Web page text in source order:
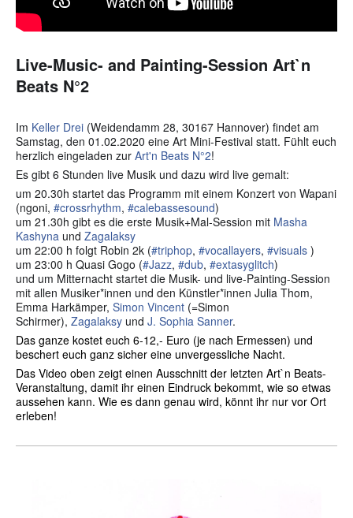
Live-Music- and Painting-Session Art`n
Beats N°2
Im Keller Drei (Weidendamm 28, 30167 Hannover) findet am
Samstag, den 01.02.2020 eine Art Mini-Festival statt. Fühlt euch
herzlich eingeladen zur Art'n Beats N°2!
Es gibt 6 Stunden live Musik und dazu wird live gemalt:
um 20.30h startet das Programm mit einem Konzert von Wapani
(ngoni, #crossrhythm, #calebassesound)
um 21.30h gibt es die erste Musik+Mal-Session mit Masha
Kashyna und Zagalaksy
um 22:00 h folgt Robin 2k (#triphop, #vocallayers, #visuals )
um 23:00 h Quasi Gogo (#Jazz, #dub, #extasyglitch)
und um Mitternacht startet die Musik- und live-Painting-Session
mit allen Musiker*innen und den Künstler*innen Julia Thom,
Emma Harkämper, Simon Vincent (=Simon
Schirmer), Zagalaksy und J. Sophia Sanner.
Das ganze kostet euch 6-12,- Euro (je nach Ermessen) und
beschert euch ganz sicher eine unvergessliche Nacht.
Das Video oben zeigt einen Ausschnitt der letzten Art`n Beats-
Veranstaltung, damit ihr einen Eindruck bekommt, wie so etwas
aussehen kann. Wie es dann genau wird, könnt ihr nur vor Ort
erleben!